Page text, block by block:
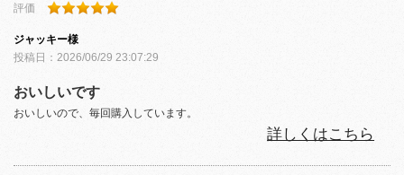
評価
ジャッキー様
投稿日： 2026/06/29 23:07:29
おいしいです
おいしいので、毎回購入しています。
詳しくはこちら